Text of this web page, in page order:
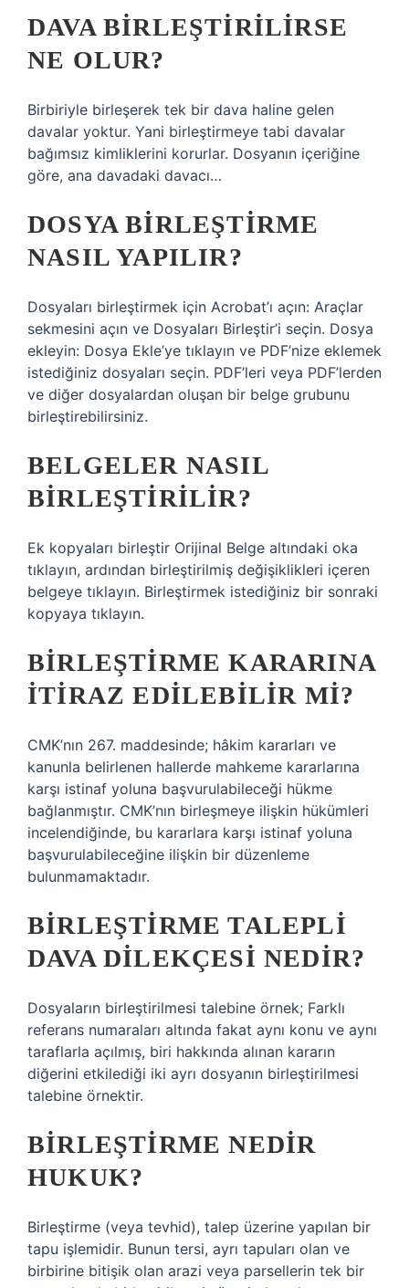
DAVA BIRLEŞTIRILIRSE
NE OLUR?
Birbiriyle birleşerek tek bir dava haline gelen
davalar yoktur. Yani birleştirmeye tabi davalar
bağımsız kimliklerini korurlar. Dosyanın içeriğine
göre, ana davadaki davacı…
DOSYA BIRLEŞTIRME
NASIL YAPILIR?
Dosyaları birleştirmek için Acrobat’ı açın: Araçlar
sekmesini açın ve Dosyaları Birleştir’i seçin. Dosya
ekleyin: Dosya Ekle’ye tıklayın ve PDF’nize eklemek
istediğiniz dosyaları seçin. PDF’leri veya PDF’lerden
ve diğer dosyalardan oluşan bir belge grubunu
birleştirebilirsiniz.
BELGELER NASIL
BIRLEŞTIRILIR?
Ek kopyaları birleştir Orijinal Belge altındaki oka
tıklayın, ardından birleştirilmiş değişiklikleri içeren
belgeye tıklayın. Birleştirmek istediğiniz bir sonraki
kopyaya tıklayın.
BIRLEŞTIRME KARARINA
ITIRAZ EDILEBILIR MI?
CMK’nın 267. maddesinde; hâkim kararları ve
kanunla belirlenen hallerde mahkeme kararlarına
karşı istinaf yoluna başvurulabileceği hükme
bağlanmıştır. CMK’nın birleşmeye ilişkin hükümleri
incelendiğinde, bu kararlara karşı istinaf yoluna
başvurulabileceğine ilişkin bir düzenleme
bulunmamaktadır.
BIRLEŞTIRME TALEPLI
DAVA DILEKÇESI NEDIR?
Dosyaların birleştirilmesi talebine örnek; Farklı
referans numaraları altında fakat aynı konu ve aynı
taraflarla açılmış, biri hakkında alınan kararın
diğerini etkilediği iki ayrı dosyanın birleştirilmesi
talebine örnektir.
BIRLEŞTIRME NEDIR
HUKUK?
Birleştirme (veya tevhid), talep üzerine yapılan bir
tapu işlemidir. Bunun tersi, ayrı tapuları olan ve
birbirine bitişik olan arazi veya parsellerin tek bir